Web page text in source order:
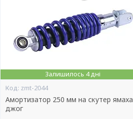
Залишилось 4 дні
zmt-2044
Амортизатор 250 мм на скутер ямаха
джог